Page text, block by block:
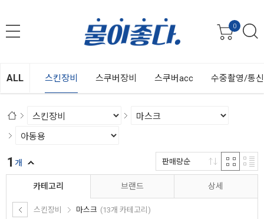
0
ALL 스킨장비 스쿠버장비 스쿠버acc 수중촬영/통
카테고리
스킨장비 마스크 (13개 카테고리)
브랜드 상세
1 개 판매량순